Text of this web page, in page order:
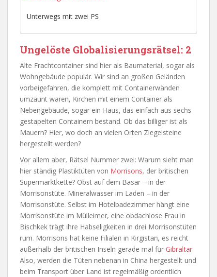
Unterwegs mit zwei PS
Ungelöste Globalisierungsrätsel: 2
Alte Frachtcontainer sind hier als Baumaterial, sogar als
Wohngebäude populär. Wir sind an großen Geländen
vorbeigefahren, die komplett mit Containerwänden
umzäunt waren, Kirchen mit einem Container als
Nebengebäude, sogar ein Haus, das einfach aus sechs
gestapelten Containern bestand. Ob das billiger ist als
Mauern? Hier, wo doch an vielen Orten Ziegelsteine
hergestellt werden?
Vor allem aber, Rätsel Nummer zwei: Warum sieht man
hier ständig Plastiktüten von Morrisons, der britischen
Supermarktkette? Obst auf dem Basar – in der
Morrisonstüte. Mineralwasser im Laden – in der
Morrisonstüte. Selbst im Hotelbadezimmer hängt eine
Morrisonstüte im Mülleimer, eine obdachlose Frau in
Bischkek trägt ihre Habseligkeiten in drei Morrisonstüten
rum. Morrisons hat keine Filialen in Kirgistan, es reicht
außerhalb der britischen Inseln gerade mal für Gibraltar.
Also, werden die Tüten nebenan in China hergestellt und
beim Transport über Land ist regelmäßig ordentlich